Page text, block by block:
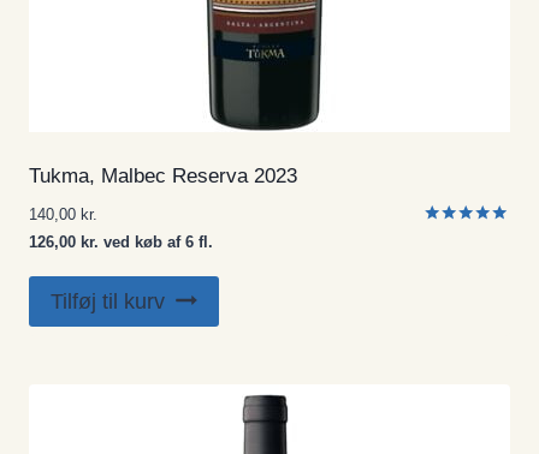
Tukma, Malbec Reserva 2023
140,00 kr.
126,00 kr. ved køb af 6 fl.
Tilføj til kurv